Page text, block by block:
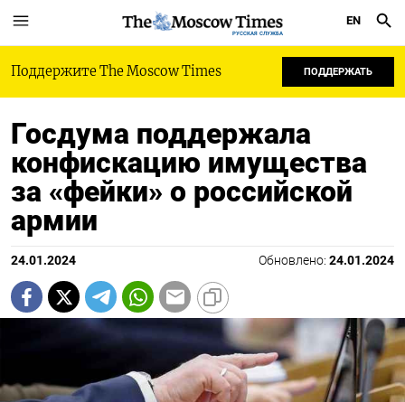
РУССКАЯ СЛУЖБА
EN
Поддержите The Moscow Times ПОДДЕРЖАТЬ
Госдума поддержала
конфискацию имущества
за «фейки» о российской
армии
24.01.2024 Обновлено: 24.01.2024